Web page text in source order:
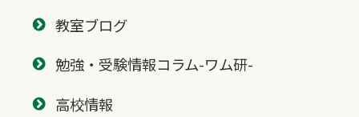
教室ブログ
勉強・受験情報コラム-ワム研-
高校情報